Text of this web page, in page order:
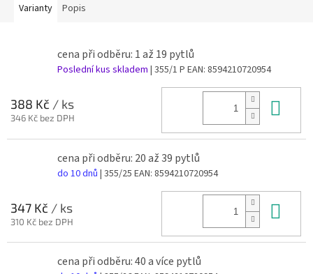
Varianty Popis
cena při odběru: 1 až 19 pytlů
Poslední kus skladem | 355/1 P EAN: 8594210720954
388 Kč / ks
346 Kč bez DPH
cena při odběru: 20 až 39 pytlů
do 10 dnů | 355/25 EAN: 8594210720954
347 Kč / ks
310 Kč bez DPH
cena při odběru: 40 a více pytlů